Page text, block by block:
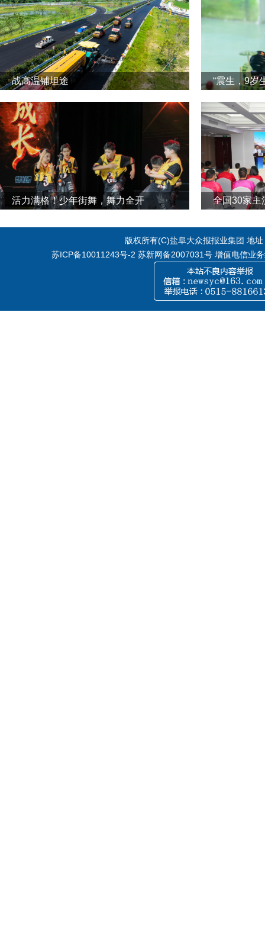
战高温铺坦途 “震生，9岁
活力满格！少年街舞，舞力全开 全国30家主
版权所有(C)盐阜大众报报业集团 地
苏ICP备10011243号-2 苏新网备2007031号 增值电信业